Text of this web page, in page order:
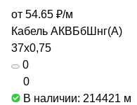
от 54.65 ₽/м
Кабель АКВБбШнг(А)
37х0,75
0
0
В наличии: 214421 м